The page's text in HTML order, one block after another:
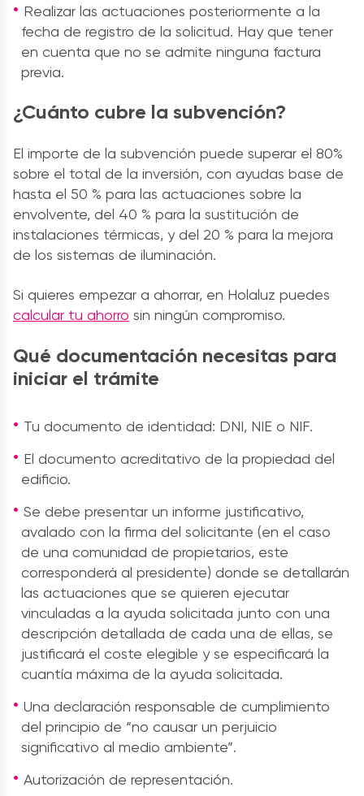
Realizar las actuaciones posteriormente a la
fecha de registro de la solicitud. Hay que tener
en cuenta que no se admite ninguna factura
previa.
¿Cuánto cubre la subvención?
El importe de la subvención puede superar el 80%
sobre el total de la inversión, con ayudas base de
hasta el 50 % para las actuaciones sobre la
envolvente, del 40 % para la sustitución de
instalaciones térmicas, y del 20 % para la mejora
de los sistemas de iluminación.
Si quieres empezar a ahorrar, en Holaluz puedes
calcular tu ahorro sin ningún compromiso.
Qué documentación necesitas para
iniciar el trámite
Tu documento de identidad: DNI, NIE o NIF.
El documento acreditativo de la propiedad del
edificio.
Se debe presentar un informe justificativo,
avalado con la firma del solicitante (en el caso
de una comunidad de propietarios, este
corresponderá al presidente) donde se detallarán
las actuaciones que se quieren ejecutar
vinculadas a la ayuda solicitada junto con una
descripción detallada de cada una de ellas, se
justificará el coste elegible y se especificará la
cuantía máxima de la ayuda solicitada.
Una declaración responsable de cumplimiento
del principio de “no causar un perjuicio
significativo al medio ambiente”.
Autorización de representación.